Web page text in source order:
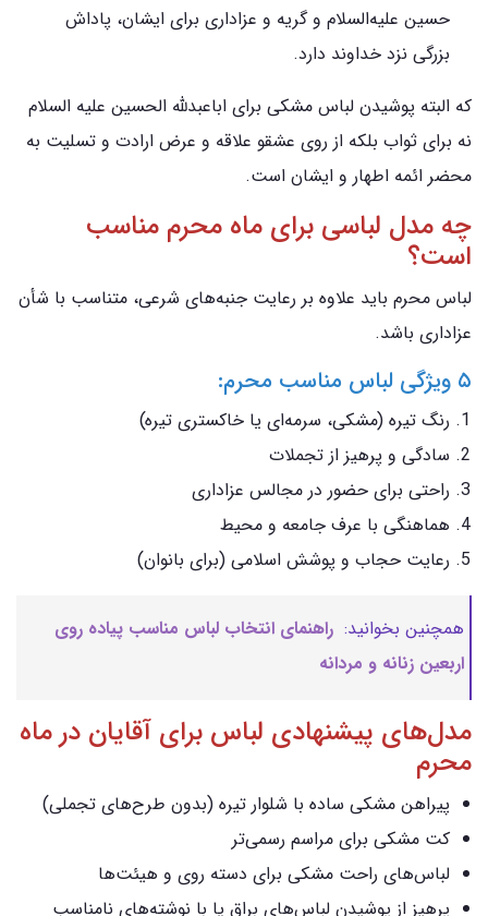
حسین علیه‌السلام و گریه و عزاداری برای ایشان، پاداش
بزرگی نزد خداوند دارد.
که البته پوشیدن لباس مشکی برای اباعبدلله الحسین علیه السلام
نه برای ثواب بلکه از روی عشقو علاقه و عرض ارادت و تسلیت به
محضر ائمه اطهار و ایشان است.
چه مدل لباسی برای ماه محرم مناسب
است؟
لباس محرم باید علاوه بر رعایت جنبه‌های شرعی، متناسب با شأن
عزاداری باشد.
۵ ویژگی لباس مناسب محرم:
رنگ تیره (مشکی، سرمه‌ای یا خاکستری تیره)
سادگی و پرهیز از تجملات
راحتی برای حضور در مجالس عزاداری
هماهنگی با عرف جامعه و محیط
رعایت حجاب و پوشش اسلامی (برای بانوان)
همچنین بخوانید: راهنمای انتخاب لباس مناسب پیاده‌ روی
اربعین زنانه و مردانه
مدل‌های پیشنهادی لباس برای آقایان در ماه
محرم
پیراهن مشکی ساده با شلوار تیره (بدون طرح‌های تجملی)
کت مشکی برای مراسم رسمی‌تر
لباس‌های راحت مشکی برای دسته‌ روی و هیئت‌ها
پرهیز از پوشیدن لباس‌های براق یا با نوشته‌های نامناسب